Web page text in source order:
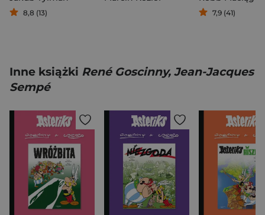
8,8 (13) 7,9 (41)
Inne książki René Goscinny, Jean-Jacques
Sempé